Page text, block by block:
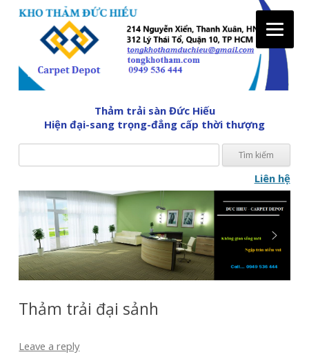
Thảm trải sàn Đức Hiếu
Hiện đại-sang trọng-đẳng cấp thời thượng
Liên hệ
Skip
to
content
Thảm trải đại sảnh
Leave a reply